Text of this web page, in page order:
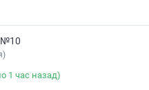
№10
1 час назад)